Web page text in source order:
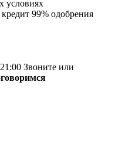
условиях
99% одобрения
Звоните или